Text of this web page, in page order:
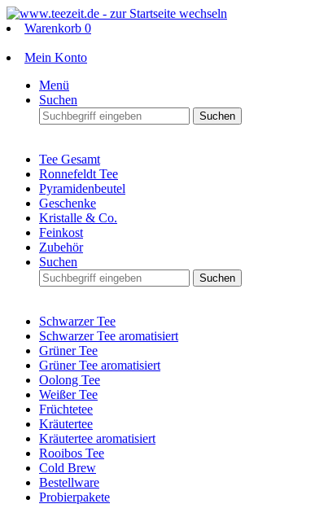
Warenkorb 0
Mein Konto
Menü
Suchen
Suchen
Tee Gesamt
Ronnefeldt Tee
Pyramidenbeutel
Geschenke
Kristalle & Co.
Feinkost
Zubehör
Suchen
Suchen
Schwarzer Tee
Schwarzer Tee aromatisiert
Grüner Tee
Grüner Tee aromatisiert
Oolong Tee
Weißer Tee
Früchtetee
Kräutertee
Kräutertee aromatisiert
Rooibos Tee
Cold Brew
Bestellware
Probierpakete